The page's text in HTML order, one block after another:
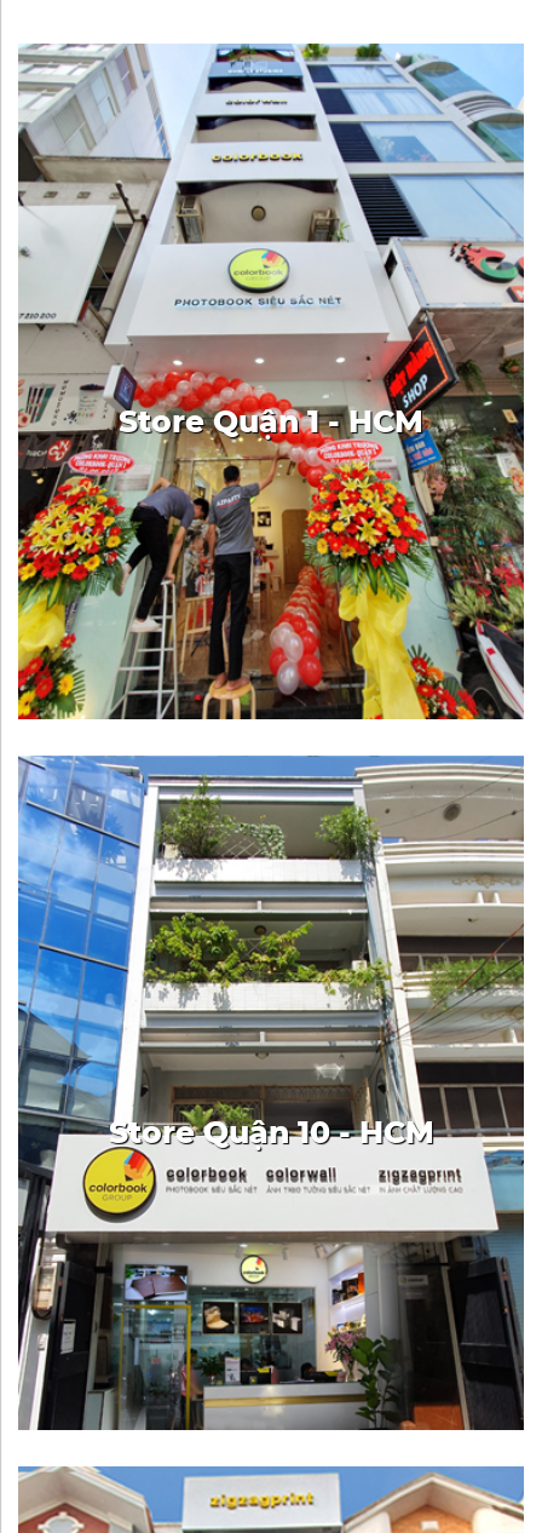
Store Quận 1 - HCM
Store Quận 10 - HCM